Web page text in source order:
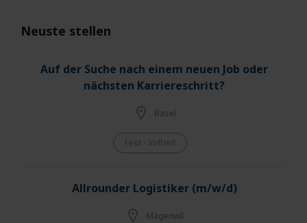
Neuste stellen
Auf der Suche nach einem neuen Job oder
nächsten Karriereschritt?
Basel
Fest - Vollzeit
Allrounder Logistiker (m/w/d)
Mägenwil